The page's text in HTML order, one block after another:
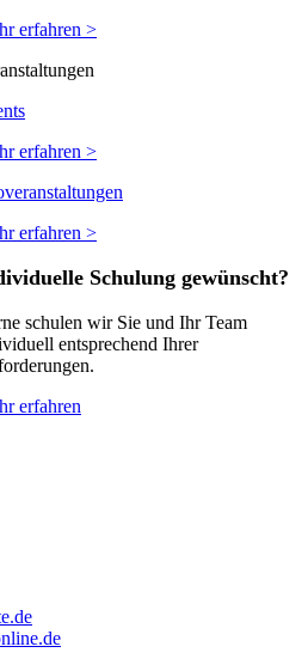
erfahren >
erfahren >
erfahren >
Schulung gewünscht?
schulen wir Sie und Ihr Team
entsprechend Ihrer
erfahren